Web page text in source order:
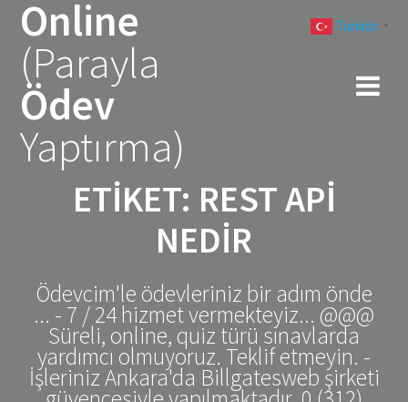
Online
(Parayla
Ödev
Yaptırma)
ETIKET: REST API
NEDIR
Ödevcim'le ödevleriniz bir adım önde
... - 7 / 24 hizmet vermekteyiz... @@@
Süreli, online, quiz türü sınavlarda
yardımcı olmuyoruz. Teklif etmeyin. -
İşleriniz Ankara'da Billgatesweb şirketi
Turkish ▼